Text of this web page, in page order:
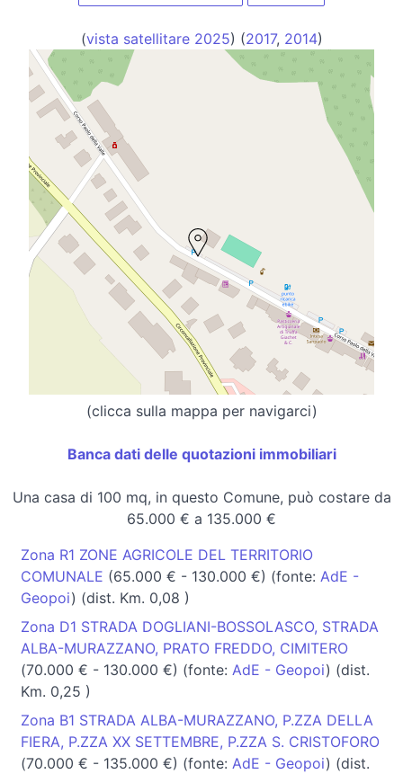
(vista satellitare 2025) (2017, 2014)
(clicca sulla mappa per navigarci)
Banca dati delle quotazioni immobiliari
Una casa di 100 mq, in questo Comune, può costare da
65.000 € a 135.000 €
Zona R1 ZONE AGRICOLE DEL TERRITORIO
COMUNALE (65.000 € - 130.000 €) (fonte: AdE -
Geopoi) (dist. Km. 0,08 )
Zona D1 STRADA DOGLIANI-BOSSOLASCO, STRADA
ALBA-MURAZZANO, PRATO FREDDO, CIMITERO
(70.000 € - 130.000 €) (fonte: AdE - Geopoi) (dist.
Km. 0,25 )
Zona B1 STRADA ALBA-MURAZZANO, P.ZZA DELLA
FIERA, P.ZZA XX SETTEMBRE, P.ZZA S. CRISTOFORO
(70.000 € - 135.000 €) (fonte: AdE - Geopoi) (dist.